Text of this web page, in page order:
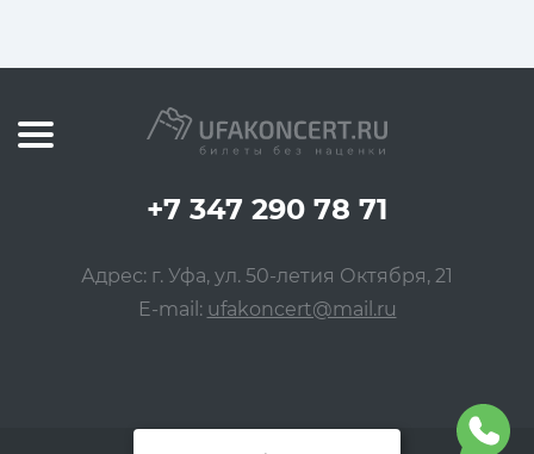
+7 347 290 78 71
Адрес: г. Уфа, ул. 50-летия Октября, 21
E-mail: ufakoncert@mail.ru